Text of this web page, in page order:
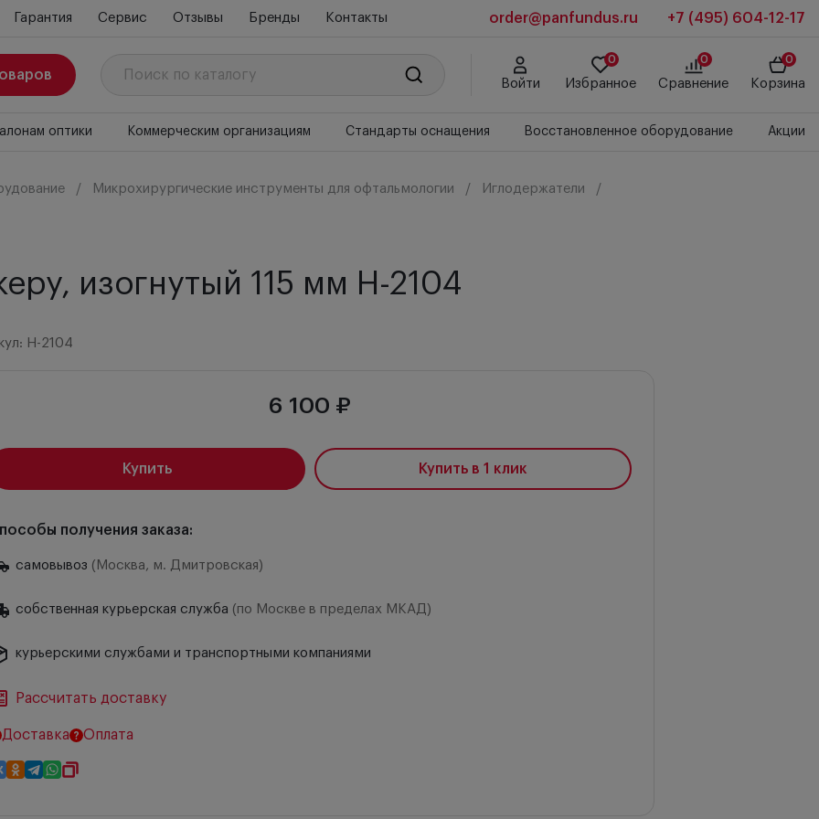
Гарантия Сервис Отзывы Бренды Контакты order@panfundus.ru +7 (495) 604-12-17
Войти
0
Избранное
0
Сравнение
0
Корзина
оптики Коммерческим организациям Стандарты оснащения Восстановленное оборудование Акции
Микрохирургические инструменты для офтальмологии Иглодержатели
изогнутый 115 мм H-2104
H-2104
6 100 ₽
Купить Купить в 1 клик
получения заказа:
самовывоз (Москва, м. Дмитровская)
собственная курьерская служба (по Москве в пределах МКАД)
курьерскими службами и транспортными компаниями
Рассчитать доставку
Доставка Оплата